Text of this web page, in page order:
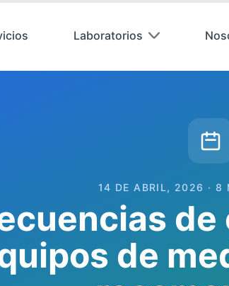
Laboratorios
14 DE ABRIL, 2026 · 8
de